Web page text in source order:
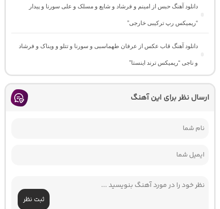
دانلود آهنگ حبس از امینم و فرشاد و شایع و مسلک و علی سورنا و پیدار
“ریمیکس رپ ترکیبی خارجی”
دانلود آهنگ قاب عکس از عرفان طهماسبی و سورنا و تتلو و ویناک و فرشاد
و ناجی “ریمیکس ترند اینستا”
ارسال نظر برای این آهنگ
ثبت نظر